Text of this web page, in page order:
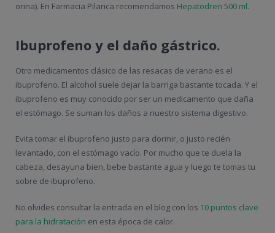
orina). En Farmacia Pilarica recomendamos Hepatodren 500 ml.
Ibuprofeno y el daño gástrico.
Otro medicamentos clásico de las resacas de verano es el
ibuprofeno. El alcohol suele dejar la barriga bastante tocada. Y el
ibuprofeno es muy conocido por ser un medicamento que daña
el estómago. Se suman los daños a nuestro sistema digestivo.
Evita tomar el ibuprofeno justo para dormir, o justo recién
levantado, con el estómago vacío. Por mucho que te duela la
cabeza, desayuna bien, bebe bastante agua y luego te tomas tu
sobre de ibuprofeno.
No olvides consultar la entrada en el blog con los 10 puntos clave
para la hidratación en esta época de calor.